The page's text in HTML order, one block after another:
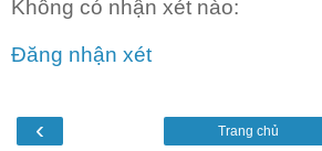
Không có nhận xét nào:
Đăng nhận xét
‹ Trang chủ